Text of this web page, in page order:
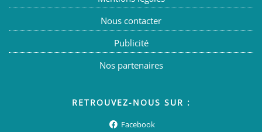
Nous contacter
Publicité
Nos partenaires
RETROUVEZ-NOUS SUR :
Facebook